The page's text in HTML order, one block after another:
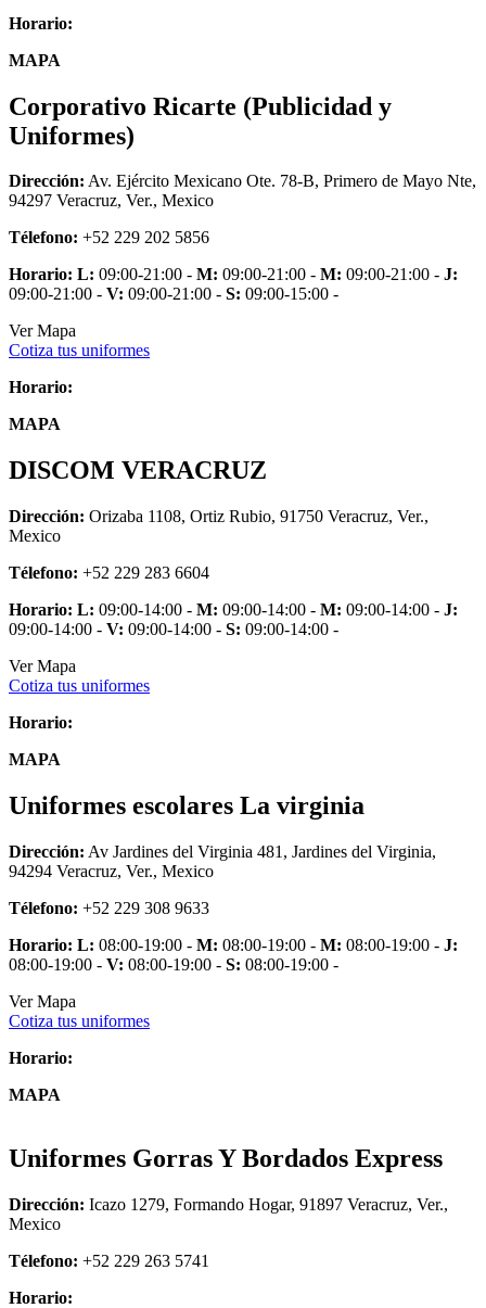
Horario:
MAPA
Corporativo Ricarte (Publicidad y
Uniformes)
Dirección: Av. Ejército Mexicano Ote. 78-B, Primero de Mayo Nte,
94297 Veracruz, Ver., Mexico
Télefono: +52 229 202 5856
Horario: L: 09:00-21:00 - M: 09:00-21:00 - M: 09:00-21:00 - J:
09:00-21:00 - V: 09:00-21:00 - S: 09:00-15:00 -
Ver Mapa
Cotiza tus uniformes
Horario:
MAPA
DISCOM VERACRUZ
Dirección: Orizaba 1108, Ortiz Rubio, 91750 Veracruz, Ver.,
Mexico
Télefono: +52 229 283 6604
Horario: L: 09:00-14:00 - M: 09:00-14:00 - M: 09:00-14:00 - J:
09:00-14:00 - V: 09:00-14:00 - S: 09:00-14:00 -
Ver Mapa
Cotiza tus uniformes
Horario:
MAPA
Uniformes escolares La virginia
Dirección: Av Jardines del Virginia 481, Jardines del Virginia,
94294 Veracruz, Ver., Mexico
Télefono: +52 229 308 9633
Horario: L: 08:00-19:00 - M: 08:00-19:00 - M: 08:00-19:00 - J:
08:00-19:00 - V: 08:00-19:00 - S: 08:00-19:00 -
Ver Mapa
Cotiza tus uniformes
Horario:
MAPA
Uniformes Gorras Y Bordados Express
Dirección: Icazo 1279, Formando Hogar, 91897 Veracruz, Ver.,
Mexico
Télefono: +52 229 263 5741
Horario: